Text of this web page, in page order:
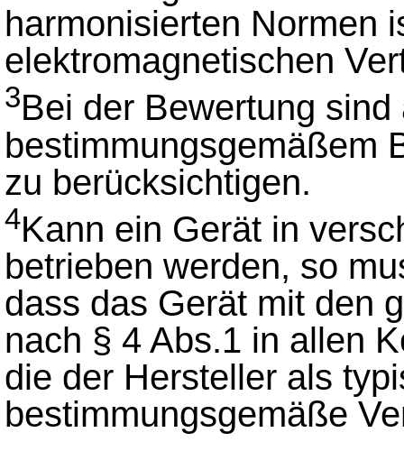
harmonisierten Normen
elektromagnetischen
3Bei der Bewertung sind
bestimmungsgemäßem
zu berücksichtigen.
4Kann ein Gerät in
betrieben werden, so
dass das Gerät mit den
nach § 4 Abs.1 in allen
die der Hersteller als
bestimmungsgemäße